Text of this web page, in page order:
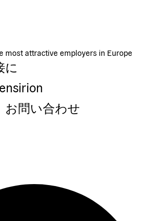
most attractive employers in Europe
に
お問い合わせ